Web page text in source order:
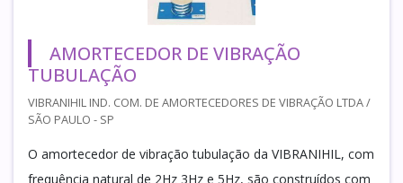
AMORTECEDOR DE VIBRAÇÃO
TUBULAÇÃO
VIBRANIHIL IND. COM. DE AMORTECEDORES DE VIBRAÇÃO LTDA /
SÃO PAULO - SP
O amortecedor de vibração tubulação da VIBRANIHIL, com
frequência natural de 2Hz 3Hz e 5Hz, são construídos com